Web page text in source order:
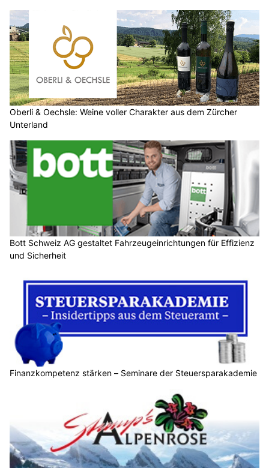
Oberli & Oechsle: Weine voller Charakter aus dem Zürcher
Unterland
Bott Schweiz AG gestaltet Fahrzeugeinrichtungen für Effizienz
und Sicherheit
Finanzkompetenz stärken – Seminare der Steuersparakademie